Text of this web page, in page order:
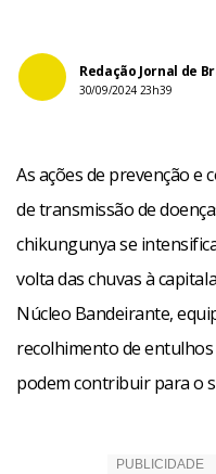
Redação Jornal de
30/09/2024 23h39
As ações de prevenção e
de transmissão de
chikungunya se
volta das chuvas à
Núcleo Bandeirante,
recolhimento de
podem contribuir para o